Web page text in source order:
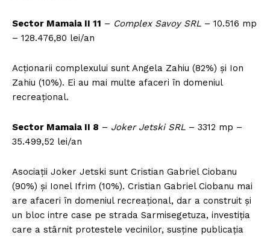
Sector Mamaia II 11 – Complex Savoy SRL – 10.516 mp
– 128.476,80 lei/an
Acționarii complexului sunt Angela Zahiu (82%) și Ion
Zahiu (10%). Ei au mai multe afaceri în domeniul
recreațional.
Sector Mamaia II 8 – Joker Jetski SRL – 3312 mp –
35.499,52 lei/an
Asociații Joker Jetski sunt Cristian Gabriel Ciobanu
(90%) și Ionel Ifrim (10%). Cristian Gabriel Ciobanu mai
are afaceri în domeniul recreațional, dar a construit și
un bloc intre case pe strada Sarmisegetuza, investiția
care a stârnit protestele vecinilor, susține publicația